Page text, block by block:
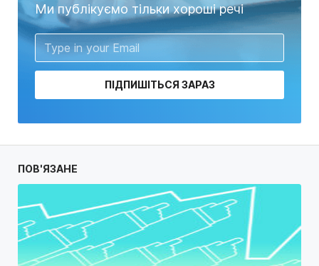
Ми публікуємо тільки хороші речі
ПІДПИШІТЬСЯ ЗАРАЗ
ПОВ'ЯЗАНЕ